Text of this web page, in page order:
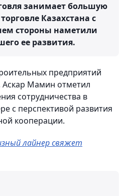
занимает большую
Казахстана с
стороны наметили
ее развития.
предприятий
Аскар Мамин отметил
сотрудничества в
с перспективой развития
кооперации.
лайнер свяжет